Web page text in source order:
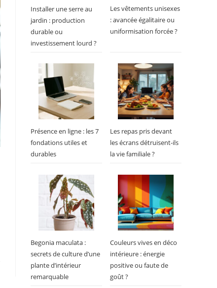
Installer une serre au
jardin : production
durable ou
investissement lourd ?
Les vêtements unisexes
: avancée égalitaire ou
uniformisation forcée ?
Présence en ligne : les 7
fondations utiles et
durables
Les repas pris devant
les écrans détruisent-ils
la vie familiale ?
Begonia maculata :
secrets de culture d’une
plante d’intérieur
remarquable
Couleurs vives en déco
intérieure : énergie
positive ou faute de
goût ?